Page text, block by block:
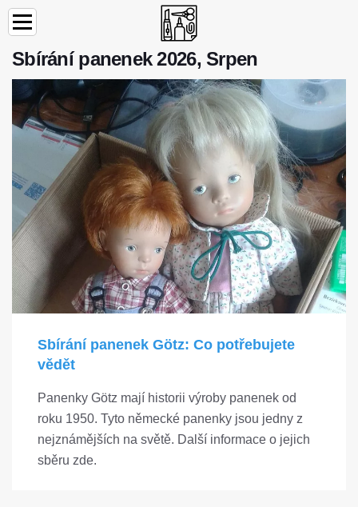
Sbírání panenek 2026, Srpen
Sbírání panenek Götz: Co potřebujete
vědět
Panenky Götz mají historii výroby panenek od
roku 1950. Tyto německé panenky jsou jedny z
nejznámějších na světě. Další informace o jejich
sběru zde.